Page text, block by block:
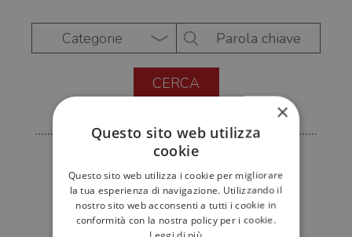
Categorie
×
Questo sito web utilizza
cookie
Questo sito web utilizza i cookie per migliorare
la tua esperienza di navigazione. Utilizzando il
nostro sito web acconsenti a tutti i cookie in
conformità con la nostra policy per i cookie.